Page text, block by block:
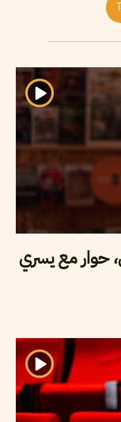
حوار مع يسري